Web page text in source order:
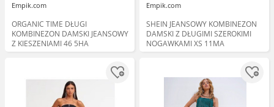
Empik.com
ORGANIC TIME DŁUGI
KOMBINEZON DAMSKI JEANSOWY
Z KIESZENIAMI 46 5HA
Empik.com
SHEIN JEANSOWY KOMBINEZON
DAMSKI Z DŁUGIMI SZEROKIMI
NOGAWKAMI XS 11MA